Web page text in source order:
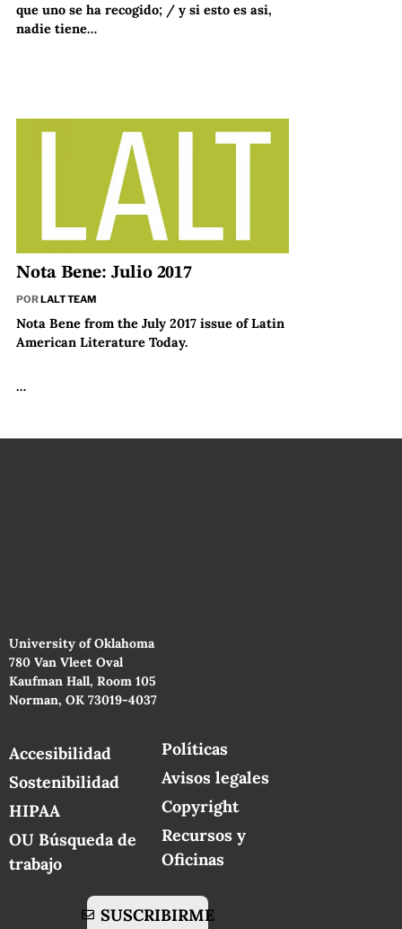
que uno se ha recogido; / y si esto es asi,
nadie tiene…
Nota Bene: Julio 2017
PORLALT TEAM
Nota Bene from the July 2017 issue of Latin
American Literature Today.
…
University of Oklahoma
780 Van Vleet Oval
Kaufman Hall, Room 105
Norman, OK 73019-4037
Accesibilidad
Sostenibilidad
HIPAA
OU Búsqueda de
trabajo
Políticas
Avisos legales
Copyright
Recursos y
Oficinas
SUSCRIBIRME